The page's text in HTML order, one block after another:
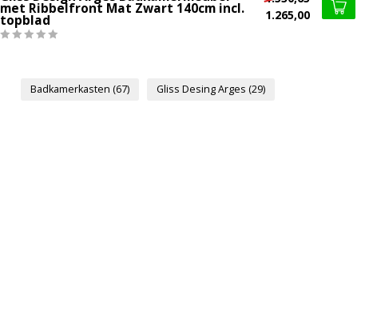
met Ribbelfront Mat Zwart 140cm incl.
topblad
1.265,00
Badkamerkasten (67) Gliss Desing Arges (29)